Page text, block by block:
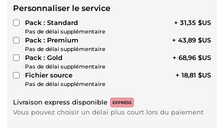
Personnaliser le service
Pack : Standard
Pas de délai supplémentaire
+ 31,35 $US
Pack : Premium
Pas de délai supplémentaire
+ 43,89 $US
Pack : Gold
Pas de délai supplémentaire
+ 68,96 $US
Fichier source
Pas de délai supplémentaire
+ 18,81 $US
Livraison express disponible EXPRESS
Vous pouvez choisir un délai plus court lors du paiement